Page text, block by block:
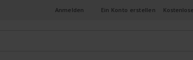
Anmelden Ein Konto erstellen